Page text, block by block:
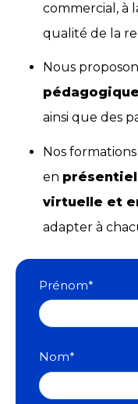
commercial, à
qualité de la
Nous
ainsi que des
Nos
en
virtuelle et
adapter à
Prénom*
Nom*